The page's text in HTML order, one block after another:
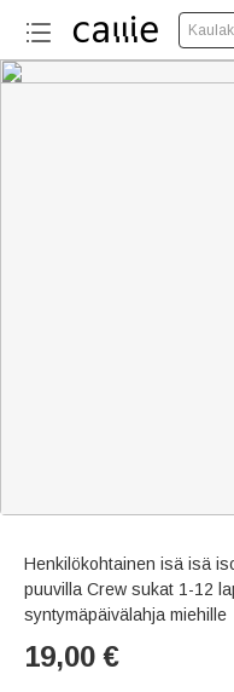
Henkilökohtainen isä isä
puuvilla Crew sukat 1-12
syntymäpäivälahja miehille
19,00 €